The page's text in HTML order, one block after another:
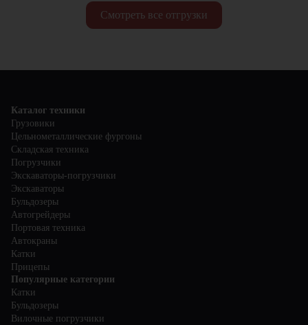
Смотреть все отгрузки
Каталог техники
Грузовики
Цельнометаллические фургоны
Складская техника
Погрузчики
Экскаваторы-погрузчики
Экскаваторы
Бульдозеры
Автогрейдеры
Портовая техника
Автокраны
Катки
Прицепы
Популярные категории
Катки
Бульдозеры
Вилочные погрузчики